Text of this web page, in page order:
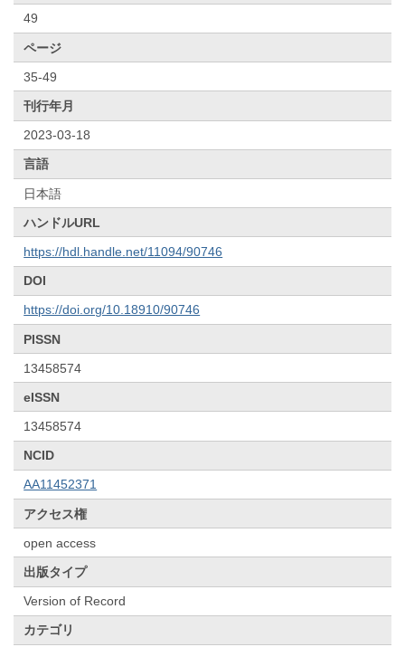
49
ページ
35-49
刊行年月
2023-03-18
言語
日本語
ハンドルURL
https://hdl.handle.net/11094/90746
DOI
https://doi.org/10.18910/90746
PISSN
13458574
eISSN
13458574
NCID
AA11452371
アクセス権
open access
出版タイプ
Version of Record
カテゴリ